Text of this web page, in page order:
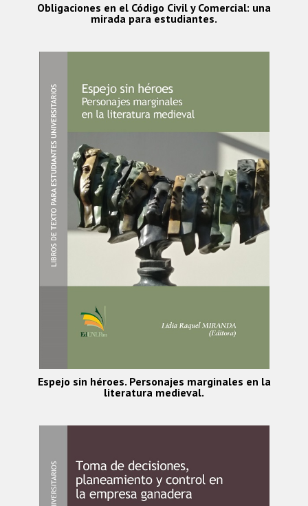
Obligaciones en el Código Civil y Comercial: una
mirada para estudiantes.
Espejo sin héroes. Personajes marginales en la
literatura medieval.